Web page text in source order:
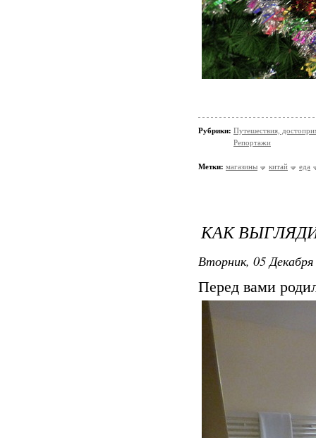
Рубрики: Путешествия,
Репортажи
Метки: магазины китай еда
КАК
Вторник, 05
Перед вами